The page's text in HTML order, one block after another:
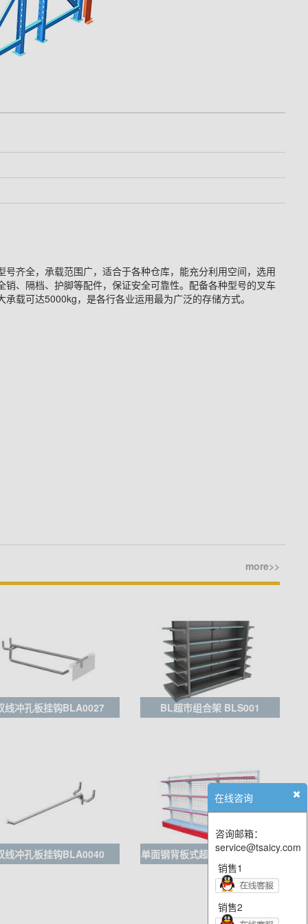
齐全，承载范围广，适合于各种仓库，能充分利用空间，选用
、隔档、护脚等配件，保证安全可靠性。配备各种型号的叉车
载可达5000kg，是各行各业运用最为广泛的存储方式。
more>>
线冲孔板挂钩BLA0027 BL超市组合架 BLS001
线冲孔板挂钩BLA0040 单面钢背板式超市货架BLC0014
在线咨询
咨询邮箱：
service@tsaicy.com
销售1
销售2